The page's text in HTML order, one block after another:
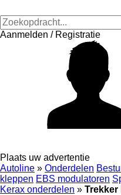
Aanmelden / Registratie
Plaats uw advertentie
Autoline » Onderdelen
kleppen EBS modulatoren
Kerax onderdelen » Trekker